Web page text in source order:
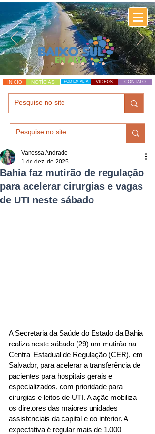
INÍCIO NOTÍCIAS POD EM ALTA VÍDEOS CONTATO
Bahia faz mutirão de regulação
para acelerar cirurgias e vagas
de UTI neste sábado
Vanessa Andrade
1 de dez. de 2025
A Secretaria da Saúde do Estado da Bahia
realiza neste sábado (29) um mutirão na
Central Estadual de Regulação (CER), em
Salvador, para acelerar a transferência de
pacientes para hospitais gerais e
especializados, com prioridade para
cirurgias e leitos de UTI. A ação mobiliza
os diretores das maiores unidades
assistenciais da capital e do interior. A
expectativa é regular mais de 1.000